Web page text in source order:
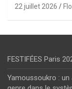
22 juillet 2026
FESTIFÉES Paris
Yamoussoukro : un